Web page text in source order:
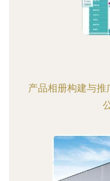
产品相册构建与